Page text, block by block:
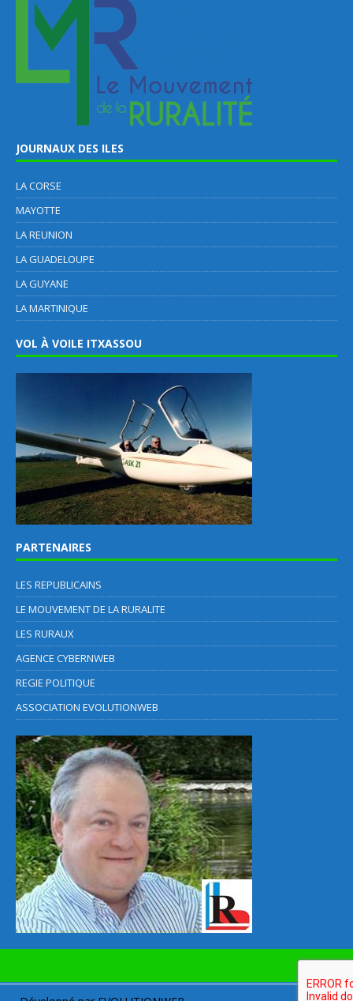
JOURNAUX DES ILES
LA CORSE
MAYOTTE
LA REUNION
LA GUADELOUPE
LA GUYANE
LA MARTINIQUE
VOL À VOILE ITXASSOU
PARTENAIRES
LES REPUBLICAINS
LE MOUVEMENT DE LA RURALITE
LES RURAUX
AGENCE CYBERNWEB
REGIE POLITIQUE
ASSOCIATION EVOLUTIONWEB